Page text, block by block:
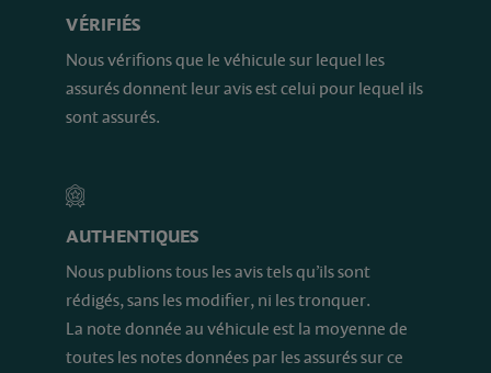
VÉRIFIÉS
Nous vérifions que le véhicule sur lequel les
assurés donnent leur avis est celui pour lequel ils
sont assurés.
AUTHENTIQUES
Nous publions tous les avis tels qu’ils sont
rédigés, sans les modifier, ni les tronquer.
La note donnée au véhicule est la moyenne de
toutes les notes données par les assurés sur ce